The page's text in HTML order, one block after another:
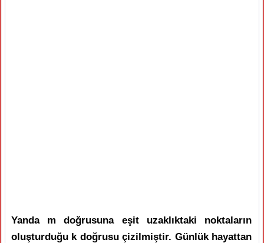
Yanda m doğrusuna eşit uzaklıktaki noktaların
oluşturduğu k doğrusu çizilmiştir. Günlük hayattan